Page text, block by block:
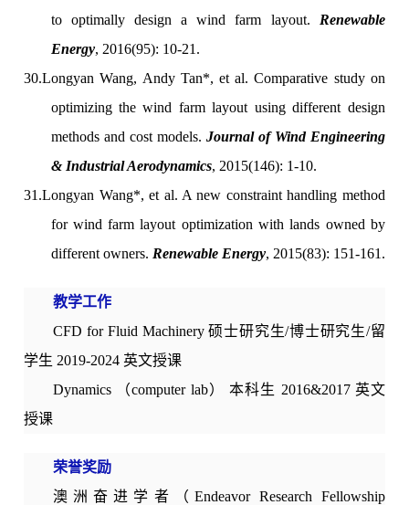
to optimally design a wind farm layout. Renewable
Energy, 2016(95): 10-21.
30.Longyan Wang, Andy Tan*, et al. Comparative study on
optimizing the wind farm layout using different design
methods and cost models. Journal of Wind Engineering
& Industrial Aerodynamics, 2015(146): 1-10.
31.Longyan Wang*, et al. A new constraint handling method
for wind farm layout optimization with lands owned by
different owners. Renewable Energy, 2015(83): 151-161.
教学工作
CFD for Fluid Machinery 硕士研究生/博士研究生/留
学生 2019-2024 英文授课
Dynamics （computer lab）
本科生 2016&2017 英文
授课
荣誉奖励
澳洲奋进学者（Endeavor Research Fellowship